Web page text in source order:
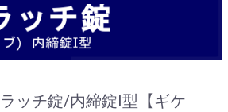
ッチ錠/内締錠I型【ギケ